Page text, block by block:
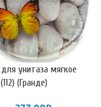
унитаза мягкое
(Гранде)